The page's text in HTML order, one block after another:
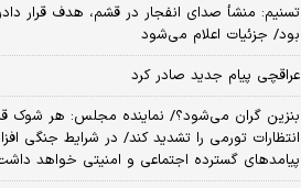
تسنیم: منشأ صدای انفجار در قشم، هدف قرار
بود/ جزئیات اعلام می‌شود
عراقچی پیام جدید صادر کرد
بنزین گران می‌شود؟/ نماینده مجلس: هر شوک
انتظارات تورمی را تشدید کند/ در شرایط جنگی
پیامدهای گسترده اجتماعی و امنیتی خواهد